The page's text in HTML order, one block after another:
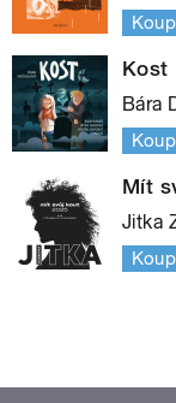
Kost
Bára
Mít
Jitka